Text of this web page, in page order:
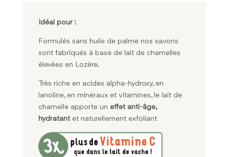
Idéal pour :
Formulés sans huile de palme nos savons
sont fabriqués à base de lait de chamelles
élevées en Lozère.
Très riche en acides alpha-hydroxy, en
lanoline, en minéraux et vitamines, le lait de
chamelle apporte un effet anti-âge,
hydratantet naturellement exfoliant